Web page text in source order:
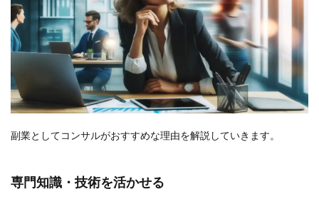
副業としてコンサルがおすすめな理由を解説していきます。
専門知識・技術を活かせる